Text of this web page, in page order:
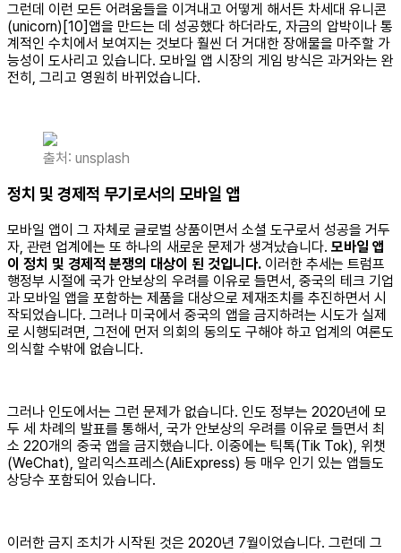
그런데 이런 모든 어려움들을 이겨내고 어떻게 해서든 차세대 유니콘
(unicorn)[10]앱을 만드는 데 성공했다 하더라도, 자금의 압박이나 통
계적인 수치에서 보여지는 것보다 훨씬 더 거대한 장애물을 마주할 가
능성이 도사리고 있습니다. 모바일 앱 시장의 게임 방식은 과거와는 완
전히, 그리고 영원히 바뀌었습니다.
출처: unsplash
정치 및 경제적 무기로서의 모바일 앱
모바일 앱이 그 자체로 글로벌 상품이면서 소셜 도구로서 성공을 거두
자, 관련 업계에는 또 하나의 새로운 문제가 생겨났습니다. 모바일 앱
이 정치 및 경제적 분쟁의 대상이 된 것입니다. 이러한 추세는 트럼프
행정부 시절에 국가 안보상의 우려를 이유로 들면서, 중국의 테크 기업
과 모바일 앱을 포함하는 제품을 대상으로 제재조치를 추진하면서 시
작되었습니다. 그러나 미국에서 중국의 앱을 금지하려는 시도가 실제
로 시행되려면, 그전에 먼저 의회의 동의도 구해야 하고 업계의 여론도
의식할 수밖에 없습니다.
그러나 인도에서는 그런 문제가 없습니다. 인도 정부는 2020년에 모
두 세 차례의 발표를 통해서, 국가 안보상의 우려를 이유로 들면서 최
소 220개의 중국 앱을 금지했습니다. 이중에는 틱톡(Tik Tok), 위챗
(WeChat), 알리익스프레스(AliExpress) 등 매우 인기 있는 앱들도
상당수 포함되어 있습니다.
이러한 금지 조치가 시작된 것은 2020년 7월이었습니다. 그런데 그